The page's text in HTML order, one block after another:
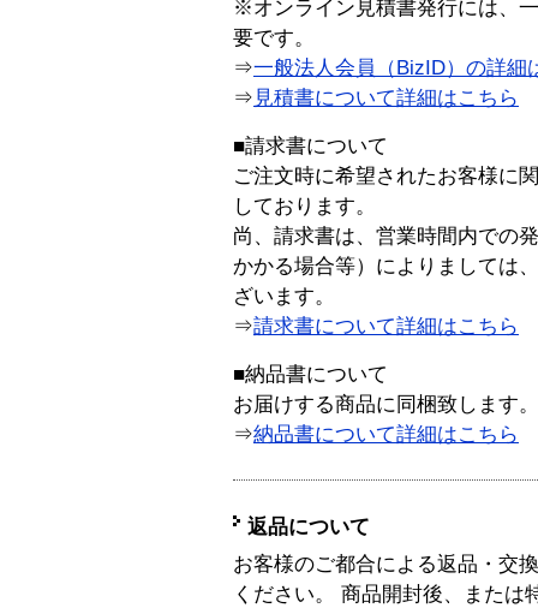
※オンライン見積書発行には、
要です。
⇒一般法人会員（BizID）の詳細
⇒ 見積書について詳細はこちら
■請求書について
ご注文時に希望されたお客様に
しております。
尚、請求書は、営業時間内での
かかる場合等）によりましては
ざいます。
⇒請求書について詳細はこちら
■納品書について
お届けする商品に同梱致します。
⇒納品書について詳細はこちら
返品について
お客様のご都合による返品・交
ください。 商品開封後、または